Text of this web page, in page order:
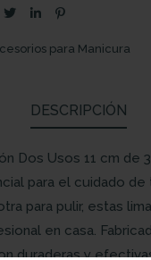
para Manicura
DESCRIPCIÓN
Dos Usos 11 cm de
para el cuidado de
para pulir, estas
en casa.
duraderas y